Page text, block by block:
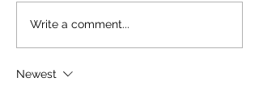
Write a comment...
Newest